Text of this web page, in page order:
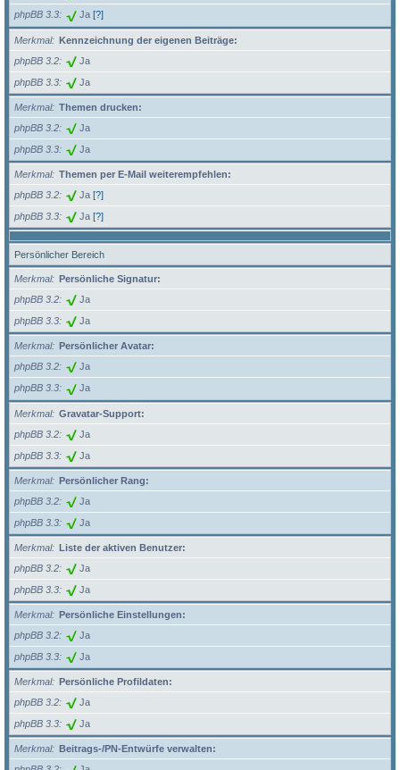
phpBB 3.3 Ja [?]
Merkmal
Kennzeichnung der eigenen Beiträge:
phpBB 3.2
Ja
phpBB 3.3 Ja
Merkmal
Themen drucken:
phpBB 3.2
Ja
phpBB 3.3 Ja
Merkmal
Themen per E-Mail weiterempfehlen:
phpBB 3.2
Ja [?]
phpBB 3.3 Ja [?]
Persönlicher Bereich
Merkmal
Persönliche Signatur:
phpBB 3.2
Ja
phpBB 3.3 Ja
Merkmal
Persönlicher Avatar:
phpBB 3.2
Ja
phpBB 3.3 Ja
Merkmal
Gravatar-Support:
phpBB 3.2
Ja
phpBB 3.3 Ja
Merkmal
Persönlicher Rang:
phpBB 3.2
Ja
phpBB 3.3 Ja
Merkmal
Liste der aktiven Benutzer:
phpBB 3.2
Ja
phpBB 3.3 Ja
Merkmal
Persönliche Einstellungen:
phpBB 3.2
Ja
phpBB 3.3 Ja
Merkmal
Persönliche Profildaten:
phpBB 3.2
Ja
phpBB 3.3 Ja
Merkmal
Beitrags-/PN-Entwürfe verwalten: